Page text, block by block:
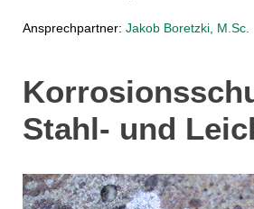
Ansprechpartner: Jakob Boretzki, M.Sc.
Stahl- und